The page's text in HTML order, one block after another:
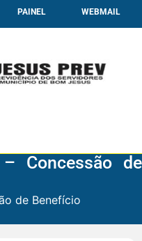
PAINEL WEBMAIL
Concessão de
de Benefício